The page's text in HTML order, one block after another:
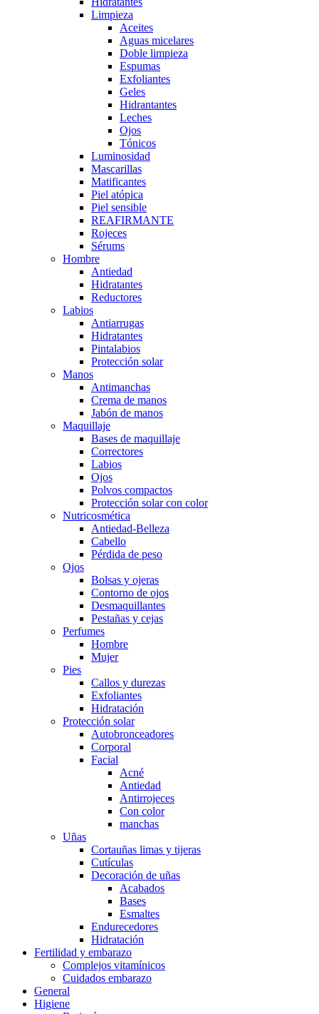
Limpieza
Aceites
Aguas micelares
Doble limpieza
Espumas
Exfoliantes
Geles
Hidrantantes
Leches
Ojos
Tónicos
Luminosidad
Mascarillas
Matificantes
Piel atópica
Piel sensible
REAFIRMANTE
Rojeces
Sérums
Hombre
Antiedad
Hidratantes
Reductores
Labios
Antiarrugas
Hidratantes
Pintalabios
Protección solar
Manos
Antimanchas
Crema de manos
Jabón de manos
Maquillaje
Bases de maquillaje
Correctores
Labios
Ojos
Polvos compactos
Protección solar con color
Nutricosmética
Antiedad-Belleza
Cabello
Pérdida de peso
Ojos
Bolsas y ojeras
Contorno de ojos
Desmaquillantes
Pestañas y cejas
Perfumes
Hombre
Mujer
Pies
Callos y durezas
Exfoliantes
Hidratación
Protección solar
Autobronceadores
Corporal
Facial
Acné
Antiedad
Antirrojeces
Con color
manchas
Uñas
Cortauñas limas y tijeras
Cutículas
Decoración de uñas
Acabados
Bases
Esmaltes
Endurecedores
Hidratación
Fertilidad y embarazo
Complejos vitamínicos
Cuidados embarazo
General
Higiene